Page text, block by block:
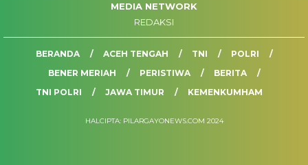
MEDIA NETWORK
REDAKSI
BERANDA ACEH TENGAH TNI
POLRI
BENER MERIAH
PERISTIWA
BERITA
TNI POLRI
JAWA TIMUR KEMENKUMHAM
HALCIPTA: PILARGAYONEWS.COM 2024